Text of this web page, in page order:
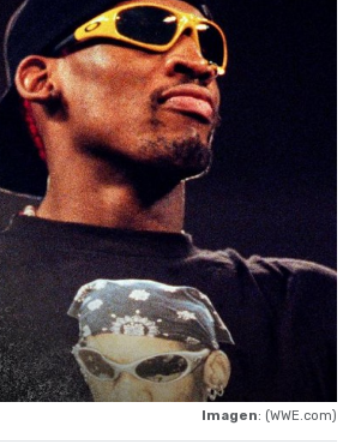
Imagen: (WWE.com)